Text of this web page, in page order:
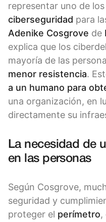
representar uno de los
ciberseguridad para
Adenike Cosgrove de
explica que los
mayoría de las
menor resistencia.
a un humano para
una organización, en
directamente su
La necesidad de
en las personas
Según Cosgrove,
seguridad y
proteger el perímetro,